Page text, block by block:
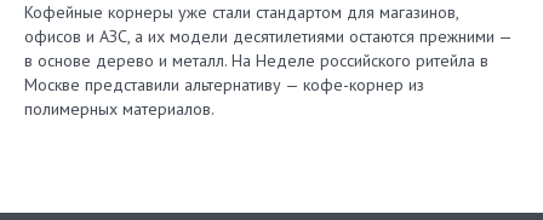
Кофейные корнеры уже стали стандартом для магазинов,
офисов и АЗС, а их модели десятилетиями остаются прежними —
в основе дерево и металл. На Неделе российского ритейла в
Москве представили альтернативу — кофе-корнер из
полимерных материалов.